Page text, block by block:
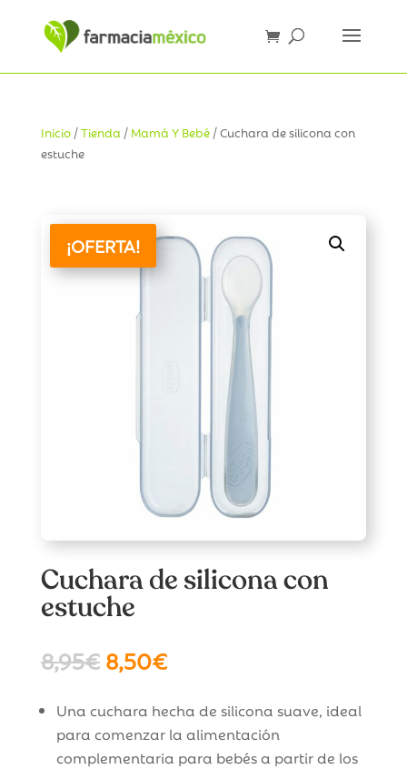
Inicio/Tienda / Mamá Y Bebé/ Cuchara de silicona con
estuche
¡OFERTA!
Cuchara de silicona con
estuche
8,95€ El
precio
original
era:
8,95€.
8,50€El
precio
actual
es:
8,50€.
Una cuchara hecha de silicona suave, ideal
para comenzar la alimentación
complementaria para bebés a partir de los